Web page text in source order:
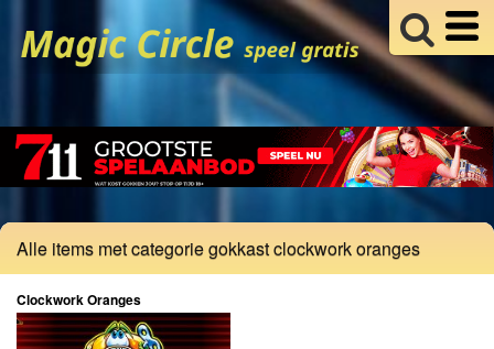
Alle items met categorie gokkast clockwork oranges
Clockwork Oranges